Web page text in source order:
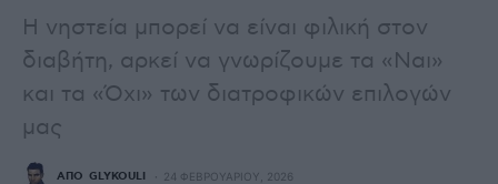
Η νηστεία μπορεί να είναι φιλική στον
διαβήτη, αρκεί να γνωρίζουμε τα «Ναι»
και τα «Όχι» των διατροφικών επιλογών
μας
ΑΠΌ GLYKOULI 24 ΦΕΒΡΟΥΑΡΊΟΥ, 2026